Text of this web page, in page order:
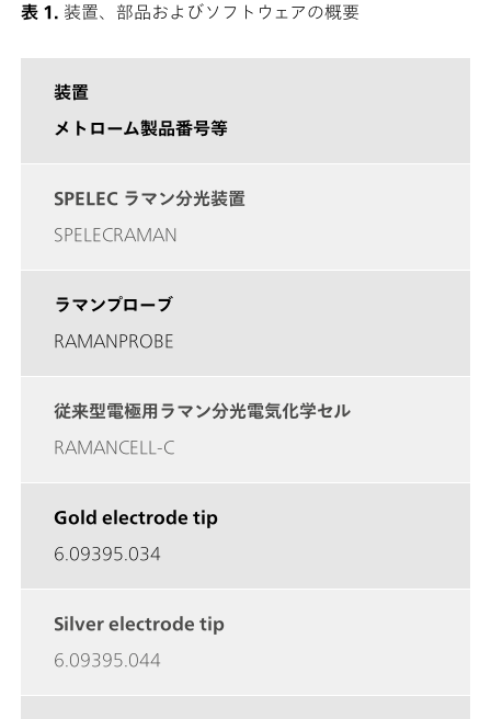
表 1. 装置、部品およびソフトウェアの概要
装置
メトローム製品番号等
SPELEC ラマン分光装置
SPELECRAMAN
ラマンプローブ
RAMANPROBE
従来型電極用ラマン分光電気化学セル
RAMANCELL-C
Gold electrode tip
6.09395.034
Silver electrode tip
6.09395.044